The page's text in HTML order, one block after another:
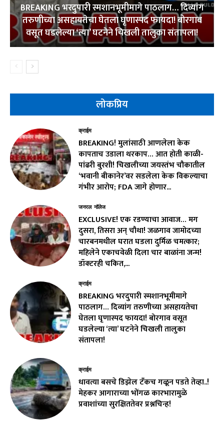
BREAKING भरदुपारी स्मशानभूमीमागे पाठलाग… दिव्यांग
तरुणीच्या असहायतेचा घेतला घृणास्पद फायदा! बोरगाव
वसूत घडलेल्या ‘त्या’ घटनेने चिखली तालुका संतापला!
लोकप्रिय
क्राईम
BREAKING! मुलांसाठी आणलेला केक
कापताच उडाला थरकाप… आत होती काळी-
पांढरी बुरशी! चिखलीच्या जयस्तंभ चौकातील
‘भवानी बीकानेर’वर सडलेला केक विकल्याचा
गंभीर आरोप; FDA जागे होणार...
जनरल नॉलेज
EXCLUSIVE! एक रडण्याचा आवाज… मग
दुसरा, तिसरा अन् चौथा! जळगाव जामोदच्या
चारबनमधील घरात घडला दुर्मिळ चमत्कार;
महिलेने एकाचवेळी दिला चार बाळांना जन्म!
डॉक्टरही चकित,...
क्राईम
BREAKING भरदुपारी स्मशानभूमीमागे
पाठलाग… दिव्यांग तरुणीच्या असहायतेचा
घेतला घृणास्पद फायदा! बोरगाव वसूत
घडलेल्या ‘त्या’ घटनेने चिखली तालुका
संतापला!
क्राईम
धावत्या बसचे डिझेल टँकच गळून पडते तेव्हा..!
मेहकर आगाराच्या भोंगळ कारभारामुळे
प्रवाशांच्या सुरक्षिततेवर प्रश्नचिन्ह!